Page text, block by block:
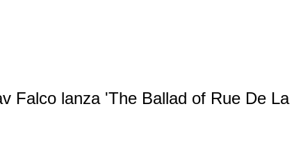
Falco lanza 'The Ballad of Rue De